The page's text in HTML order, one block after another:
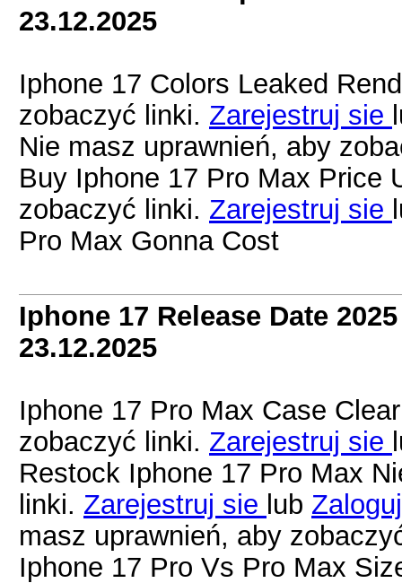
23.12.2025
Iphone 17 Colors Leaked
zobaczyć linki. Zarejestruj sie
Nie masz uprawnień, aby
Buy Iphone 17 Pro Max Price
zobaczyć linki. Zarejestruj sie
Pro Max Gonna Cost
Iphone 17 Release Date
23.12.2025
Iphone 17 Pro Max Case
zobaczyć linki. Zarejestruj sie
Restock Iphone 17 Pro Max
linki. Zarejestruj sie lub Zaloguj
masz uprawnień, aby
Iphone 17 Pro Vs Pro Max